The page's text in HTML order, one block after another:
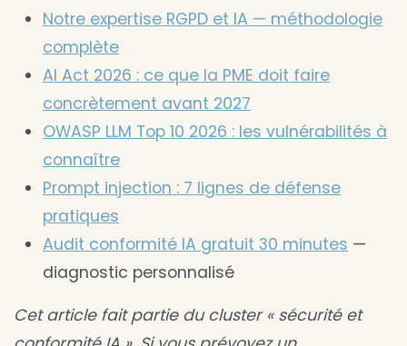
Notre expertise RGPD et IA — méthodologie
complète
AI Act 2026 : ce que la PME doit faire
concrètement avant 2027
OWASP LLM Top 10 2026 : les vulnérabilités à
connaître
Prompt injection : 7 lignes de défense
pratiques
Audit conformité IA gratuit 30 minutes —
diagnostic personnalisé
Cet article fait partie du cluster « sécurité et